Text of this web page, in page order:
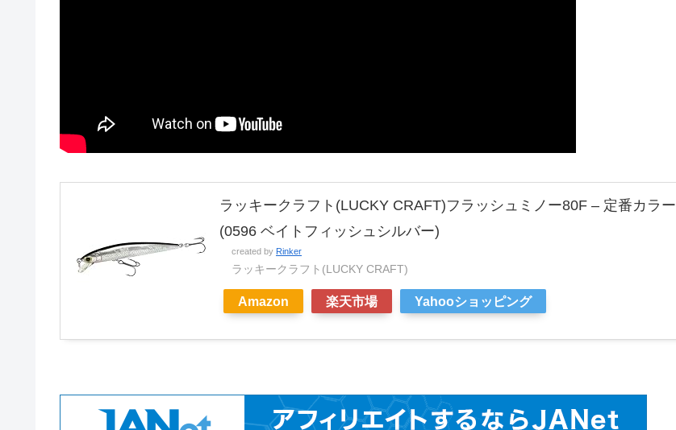
ラッキークラフト(LUCKY CRAFT)フラッシュミノー80F – 定番カラー
(0596 ベイトフィッシュシルバー)
created by Rinker
ラッキークラフト(LUCKY CRAFT)
Amazon 楽天市場 Yahooショッピング